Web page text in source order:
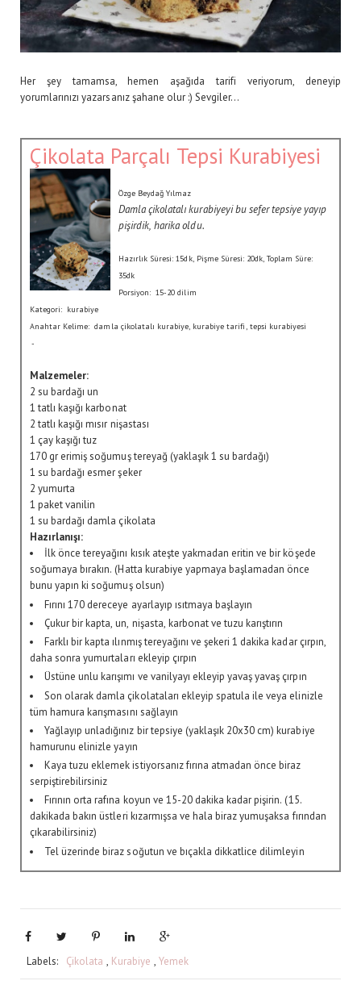
Her şey tamamsa, hemen aşağıda tarifi veriyorum, deneyip
yorumlarınızı yazarsanız şahane olur :) Sevgiler...
Çikolata Parçalı Tepsi Kurabiyesi
Özge Beydağ Yılmaz
Damla çikolatalı kurabiyeyi bu sefer tepsiye yayıp
pişirdik, harika oldu.
Hazırlık Süresi:15dk , Pişme Süresi: 20dk , Toplam Süre:
35dk
Porsiyon: 15-20 dilim
Kategori: kurabiye
Anahtar Kelime: damla çikolatalı kurabiye, kurabiye tarifi, tepsi kurabiyesi
-
Malzemeler:
2 su bardağı un
1 tatlı kaşığı karbonat
2 tatlı kaşığı mısır nişastası
1 çay kaşığı tuz
170 gr erimiş soğumuş tereyağ (yaklaşık 1 su bardağı)
1 su bardağı esmer şeker
2 yumurta
1 paket vanilin
1 su bardağı damla çikolata
Hazırlanışı:
İlk önce tereyağını kısık ateşte yakmadan eritin ve bir köşede
soğumaya bırakın. (Hatta kurabiye yapmaya başlamadan önce
bunu yapın ki soğumuş olsun)
Fırını 170 dereceye ayarlayıp ısıtmaya başlayın
Çukur bir kapta, un, nişasta, karbonat ve tuzu karıştırın
Farklı bir kapta ılınmış tereyağını ve şekeri 1 dakika kadar çırpın,
daha sonra yumurtaları ekleyip çırpın
Üstüne unlu karışımı ve vanilyayı ekleyip yavaş yavaş çırpın
Son olarak damla çikolataları ekleyip spatula ile veya elinizle
tüm hamura karışmasını sağlayın
Yağlayıp unladığınız bir tepsiye (yaklaşık 20x30 cm) kurabiye
hamurunu elinizle yayın
Kaya tuzu eklemek istiyorsanız fırına atmadan önce biraz
serpiştirebilirsiniz
Fırının orta rafına koyun ve 15-20 dakika kadar pişirin. (15.
dakikada bakın üstleri kızarmışsa ve hala biraz yumuşaksa fırından
çıkarabilirsiniz)
Tel üzerinde biraz soğutun ve bıçakla dikkatlice dilimleyin
Labels: Çikolata , Kurabiye , Yemek